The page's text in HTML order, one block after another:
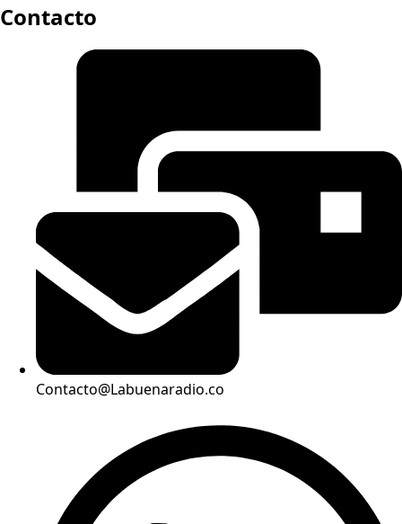
Contacto
Contacto@Labuenaradio.co